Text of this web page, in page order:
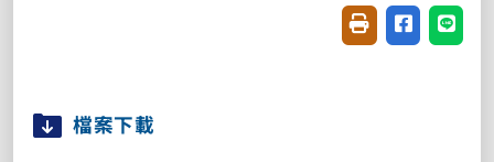
友善列印(開新視
分享至臉書
分享
檔案下載